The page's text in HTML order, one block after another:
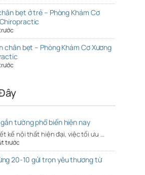
bẹt ở trẻ – Phòng Khám Cơ
chân bẹt – Phòng Khám Cơ Xương
tường phổ biến hiện nay
kế nội thất hiện đại, việc tối ưu …
trước
20-10 gửi trọn yêu thương từ